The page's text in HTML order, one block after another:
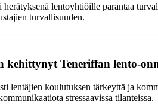
lentoyhtiöille parantaa
turvallisuuden.
kehittynyt Teneriffan lento-
lentäjien koulutuksen tärkeyttä ja
stressaavissa tilanteissa.